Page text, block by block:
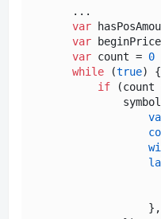
      ...
var
var
var count = 0
while (true) {
if (count
                  },